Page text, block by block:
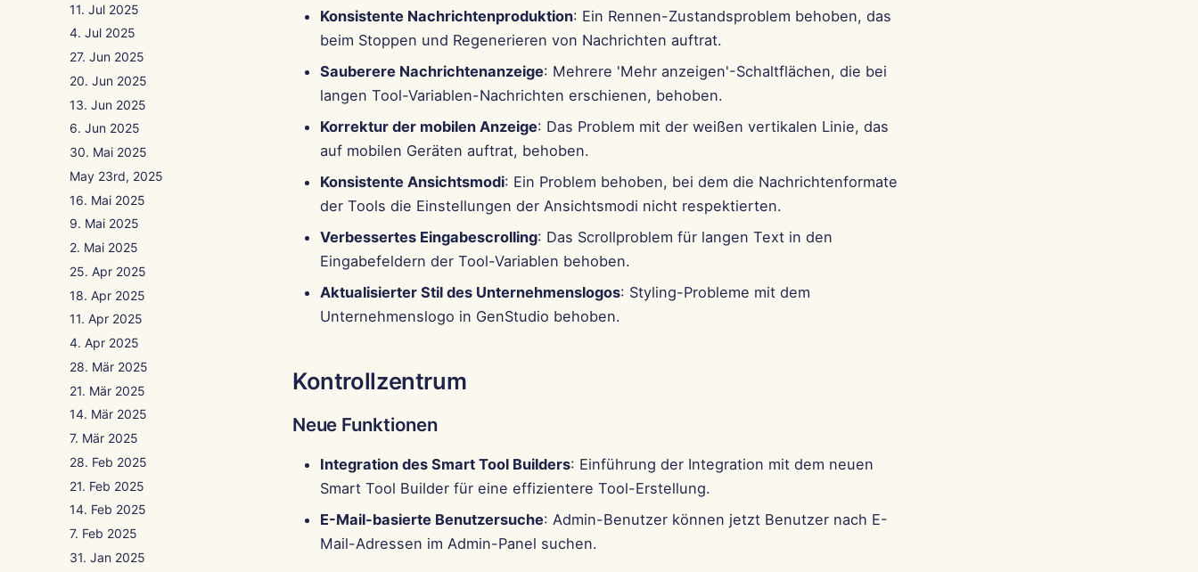
11. Jul 2025
4. Jul 2025
27. Jun 2025
20. Jun 2025
13. Jun 2025
6. Jun 2025
30. Mai 2025
May 23rd, 2025
16. Mai 2025
9. Mai 2025
2. Mai 2025
25. Apr 2025
18. Apr 2025
11. Apr 2025
4. Apr 2025
28. Mär 2025
21. Mär 2025
14. Mär 2025
7. Mär 2025
28. Feb 2025
21. Feb 2025
14. Feb 2025
7. Feb 2025
31. Jan 2025
Konsistente Nachrichtenproduktion: Ein Rennen-Zustandsproblem behoben, das
beim Stoppen und Regenerieren von Nachrichten auftrat.
Sauberere Nachrichtenanzeige: Mehrere 'Mehr anzeigen'-Schaltflächen, die bei
langen Tool-Variablen-Nachrichten erschienen, behoben.
Korrektur der mobilen Anzeige: Das Problem mit der weißen vertikalen Linie, das
auf mobilen Geräten auftrat, behoben.
Konsistente Ansichtsmodi: Ein Problem behoben, bei dem die Nachrichtenformate
der Tools die Einstellungen der Ansichtsmodi nicht respektierten.
Verbessertes Eingabescrolling: Das Scrollproblem für langen Text in den
Eingabefeldern der Tool-Variablen behoben.
Aktualisierter Stil des Unternehmenslogos: Styling-Probleme mit dem
Unternehmenslogo in GenStudio behoben.
Kontrollzentrum
Neue Funktionen
Integration des Smart Tool Builders: Einführung der Integration mit dem neuen
Smart Tool Builder für eine effizientere Tool-Erstellung.
E-Mail-basierte Benutzersuche: Admin-Benutzer können jetzt Benutzer nach E-
Mail-Adressen im Admin-Panel suchen.